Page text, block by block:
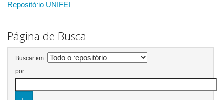
Repositório UNIFEI
Página de Busca
Buscar em:
por